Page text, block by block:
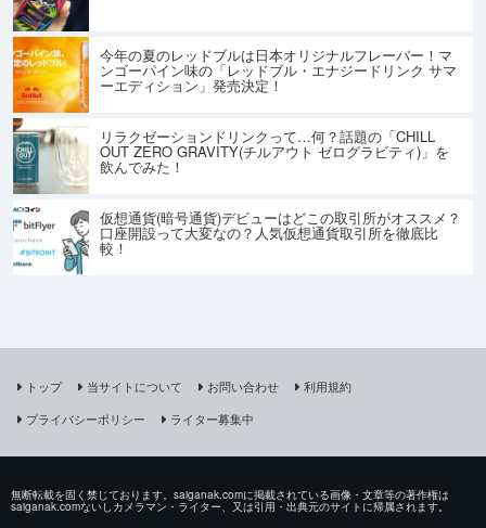
今年の夏のレッドブルは日本オリジナルフレーバー！マ
ンゴーパイン味の「レッドブル・エナジードリンク サマ
ーエディション」発売決定！
リラクゼーションドリンクって…何？話題の「CHILL
OUT ZERO GRAVITY(チルアウト ゼログラビティ)」を
飲んでみた！
仮想通貨(暗号通貨)デビューはどこの取引所がオススメ？
口座開設って大変なの？人気仮想通貨取引所を徹底比
較！
トップ 当サイトについて お問い合わせ
利用規約
プライバシーポリシー
ライター募集中
無断転載を固く禁じております。saiganak.comに掲載されている画像・文章等の著作権は
saiganak.comないしカメラマン・ライター、又は引用・出典元のサイトに帰属されます。